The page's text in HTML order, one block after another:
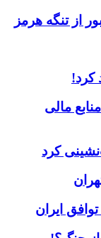
از تنگه هرمز
کرد!
مالی
ایران